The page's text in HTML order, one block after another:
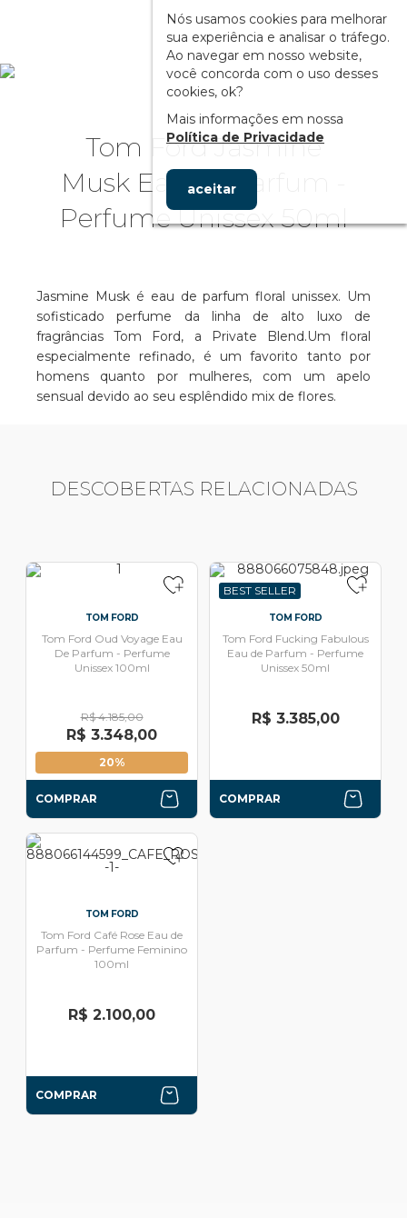
Tom Ford Jasmine
Musk Eau de Parfum -
Perfume Unissex 50ml
Jasmine Musk é eau de parfum floral unissex. Um
sofisticado perfume da linha de alto luxo de
fragrâncias Tom Ford, a Private Blend.Um floral
especialmente refinado, é um favorito tanto por
homens quanto por mulheres, com um apelo
sensual devido ao seu esplêndido mix de flores.
DESCOBERTAS RELACIONADAS
TOM FORD
Tom Ford Oud Voyage Eau
De Parfum - Perfume
Unissex 100ml
R$ 4.185,00
R$ 3.348,00
20%
COMPRAR
BEST SELLER
TOM FORD
Tom Ford Fucking Fabulous
Eau de Parfum - Perfume
Unissex 50ml
R$ 3.385,00
COMPRAR
TOM FORD
Tom Ford Café Rose Eau de
Parfum - Perfume Feminino
100ml
R$ 2.100,00
COMPRAR
Nós usamos cookies para melhorar
sua experiência e analisar o tráfego.
Ao navegar em nosso website,
você concorda com o uso desses
cookies, ok?
Mais informações em nossa
Política de Privacidade
aceitar